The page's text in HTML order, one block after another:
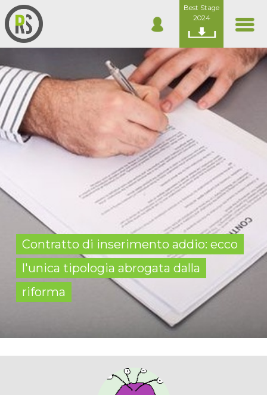
Best Stage
2024
Contratto di inserimento addio: ecco
l'unica tipologia abrogata dalla
riforma